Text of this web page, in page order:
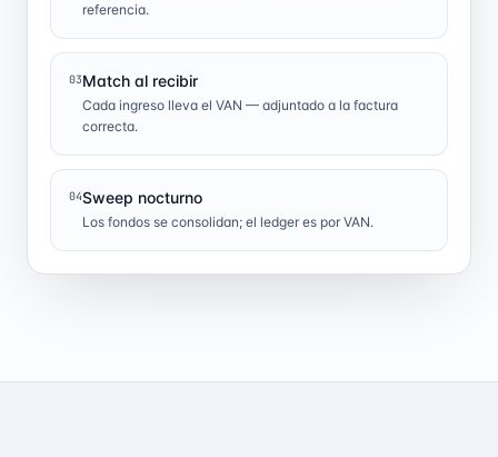
referencia.
03Match al recibir
Cada ingreso lleva el VAN — adjuntado a la factura
correcta.
04Sweep nocturno
Los fondos se consolidan; el ledger es por VAN.